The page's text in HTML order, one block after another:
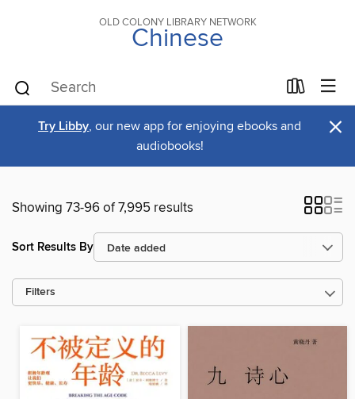
OLD COLONY LIBRARY NETWORK
Chinese
Try Libby, our new app for enjoying ebooks and
audiobooks!
×
Showing 73-96 of 7,995 results
Sort Results By
Filters